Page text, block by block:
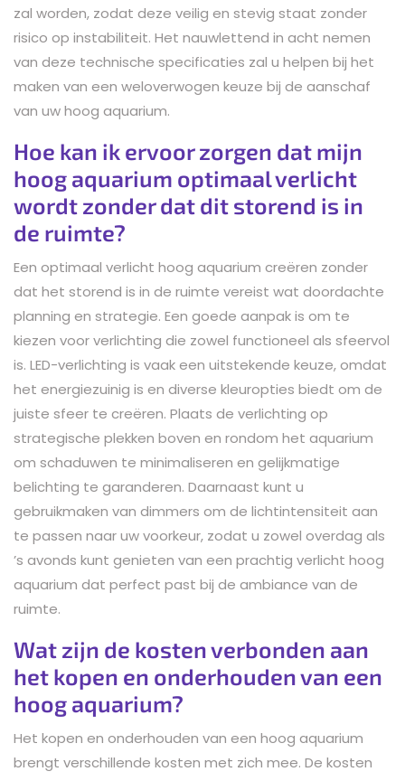
zal worden, zodat deze veilig en stevig staat zonder
risico op instabiliteit. Het nauwlettend in acht nemen
van deze technische specificaties zal u helpen bij het
maken van een weloverwogen keuze bij de aanschaf
van uw hoog aquarium.
Hoe kan ik ervoor zorgen dat mijn
hoog aquarium optimaal verlicht
wordt zonder dat dit storend is in
de ruimte?
Een optimaal verlicht hoog aquarium creëren zonder
dat het storend is in de ruimte vereist wat doordachte
planning en strategie. Een goede aanpak is om te
kiezen voor verlichting die zowel functioneel als sfeervol
is. LED-verlichting is vaak een uitstekende keuze, omdat
het energiezuinig is en diverse kleuropties biedt om de
juiste sfeer te creëren. Plaats de verlichting op
strategische plekken boven en rondom het aquarium
om schaduwen te minimaliseren en gelijkmatige
belichting te garanderen. Daarnaast kunt u
gebruikmaken van dimmers om de lichtintensiteit aan
te passen naar uw voorkeur, zodat u zowel overdag als
’s avonds kunt genieten van een prachtig verlicht hoog
aquarium dat perfect past bij de ambiance van de
ruimte.
Wat zijn de kosten verbonden aan
het kopen en onderhouden van een
hoog aquarium?
Het kopen en onderhouden van een hoog aquarium
brengt verschillende kosten met zich mee. De kosten